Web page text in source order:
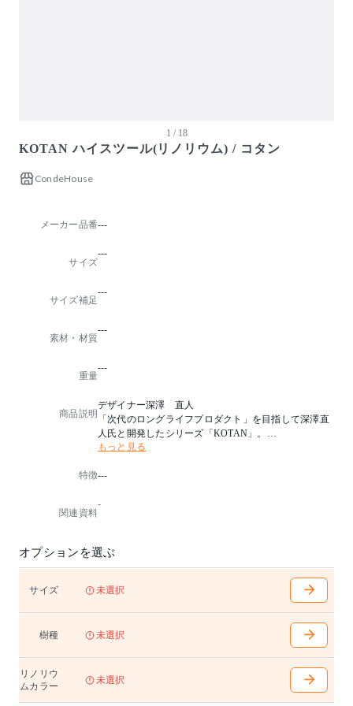
1 / 18
KOTAN ハイスツール(リノリウム) / コタン
CondeHouse
メーカー品番---
サイズ
---
サイズ補足
---
素材・材質
---
重量
---
商品説明
デザイナー深澤 直人
「次代のロングライフプロダクト」を目指して深澤直
人氏と開発したシリーズ「KOTAN」。
ハイチェアーやハイスツールが加わり、生活スタイル
しました。
貼り。座面はリノリウム貼りです。6色からお選びいた
通常タイプに加え、高さを100mmアップしたHタイプ
をご用意しています。
【リノリウムについて】
亜麻仁油を中心とした天然の原料からつくられるリノ
待できる、人と地球にやさしい素材です。
【フットレストオプション】
¥4,950(4,500)
フットレストをステンレスヘアライン仕上げへ変更可
能です。
もっと見る
特徴---
関連資料
-
オプションを選ぶ
サイズ 未選択
樹種 未選択
リノリウ
ムカラー
未選択